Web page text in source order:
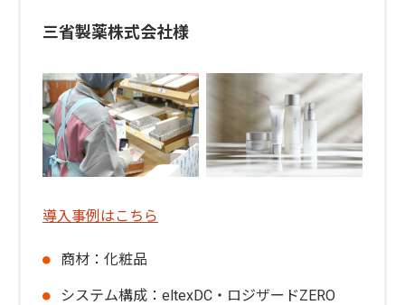
三省製薬株式会社様
導入事例はこちら
商材：化粧品
システム構成：eltexDC・ロジザードZERO